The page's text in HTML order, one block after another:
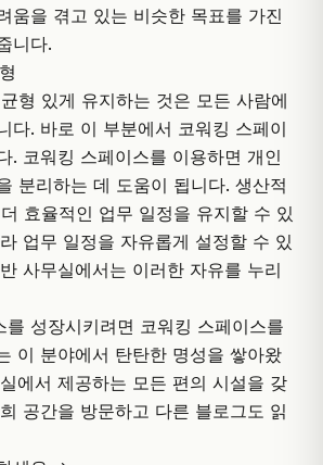
움을 겪고 있는 비슷한 목표를 가진
니다.
형 있게 유지하는 것은 모든 사람에
다. 바로 이 부분에서 코워킹 스페이
. 코워킹 스페이스를 이용하면 개인
분리하는 데 도움이 됩니다. 생산적
효율적인 업무 일정을 유지할 수 있
업무 일정을 자유롭게 설정할 수 있
사무실에서는 이러한 자유를 누리
를 성장시키려면 코워킹 스페이스를
이 분야에서 탄탄한 명성을 쌓아왔
에서 제공하는 모든 편의 시설을 갖
공간을 방문하고 다른 블로그도 읽